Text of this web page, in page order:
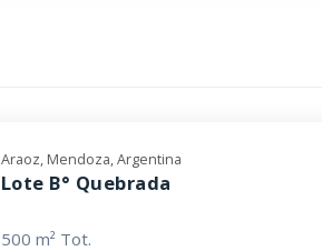
Araoz, Mendoza, Argentina
Lote B° Quebrada
500 m² Tot.